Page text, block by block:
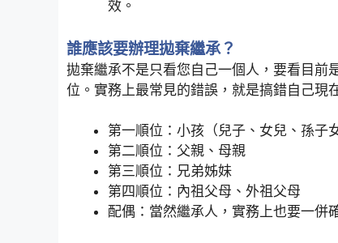
效。
誰應該要辦理拋棄繼承？
拋棄繼承不是只看您自己一個人，要看目前
位。實務上最常見的錯誤，就是搞錯自己現
第一順位：小孩（兒子、女兒、孫子
第二順位：父親、母親
第三順位：兄弟姊妹
第四順位：內祖父母、外祖父母
配偶：當然繼承人，實務上也要一併